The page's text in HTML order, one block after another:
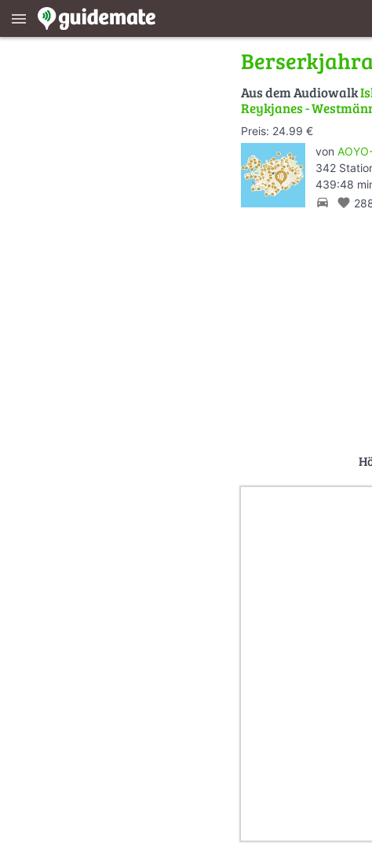
menu
Aus dem Audiowalk
Reykjanes -
Preis: 24.99 €
von
342
439:48
directions_car favorite